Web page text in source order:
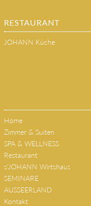
RESTAURANT
JOHANN Küche
Home
Zimmer & Suiten
SPA & WELLNESS
Restaurant
s'JOHANN Wirtshaus
SEMINARE
AUSSEERLAND
Kontakt